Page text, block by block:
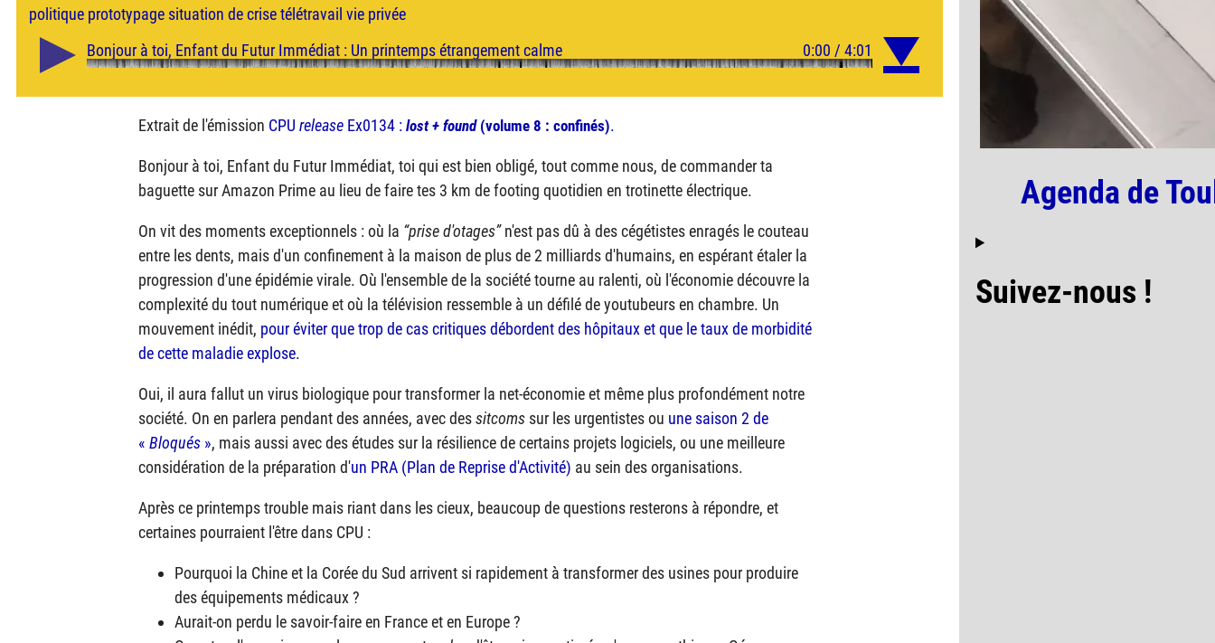
politique prototypage situation de crise télétravail vie privée
Extrait de l'émission CPU releaseEx0134 : lost + found(volume 8 : confinés).
Bonjour à toi, Enfant du Futur Immédiat, toi qui est bien obligé, tout comme nous, de commander ta
baguette sur Amazon Prime au lieu de faire tes 3 km de footing quotidien en trotinette électrique.
On vit des moments exceptionnels : où la prise d'otages n'est pas dû à des cégétistes enragés le couteau
entre les dents, mais d'un confinement à la maison de plus de 2 milliards d'humains, en espérant étaler la
progression d'une épidémie virale. Où l'ensemble de la société tourne au ralenti, où l'économie découvre la
complexité du tout numérique et où la télévision ressemble à un défilé de youtubeurs en chambre. Un
mouvement inédit, pour éviter que trop de cas critiques débordent des hôpitaux et que le taux de morbidité
de cette maladie explose.
Oui, il aura fallut un virus biologique pour transformer la net-économie et même plus profondément notre
société. On en parlera pendant des années, avec dessitcomssur les urgentistes ou une saison 2 de
« Bloqués», mais aussi avec des études sur la résilience de certains projets logiciels, ou une meilleure
considération de la préparation d'un PRA(Plan de Reprise d'Activité) au sein des organisations.
Après ce printemps trouble mais riant dans les cieux, beaucoup de questions resterons à répondre, et
certaines pourraient l'être dans CPU :
Pourquoi la Chine et la Corée du Sud arrivent si rapidement à transformer des usines pour produire
des équipements médicaux ?
Aurait-on perdu le savoir-faire en France et en Europe ?
Agenda de
Suivez-nous !